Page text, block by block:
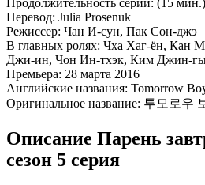
Перевод: Julia Prosenuk
Режиссер: Чан И-сун, Пак Сон-джэ
В главных ролях: Чха Хаг-ён, Кан
Джи-ин, Чон Ин-тхэк, Ким Джин-
Премьера: 28 марта 2016
Английские названия: Tomorrow
Оригинальное название: 투모로우
Описание Парень
сезон 5 серия